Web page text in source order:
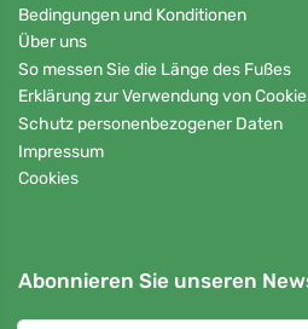
Bedingungen und Konditionen
Über uns
So messen Sie die Länge des Fußes
Erklärung zur Verwendung von
Schutz personenbezogener Daten
Impressum
Cookies
Abonnieren Sie unseren